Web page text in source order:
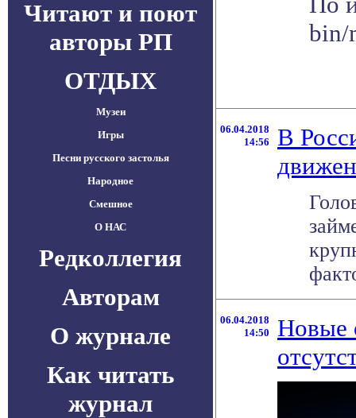
Читают и поют
авторы РП
ОТДЫХ
Музеи
Игры
Песни русского застолья
Народное
Смешное
О НАС
Редколлегия
Авторам
О журнале
Как читать
журнал
bin/
06.04.2018
14:56
В
06.04.2018
14:50
Новые